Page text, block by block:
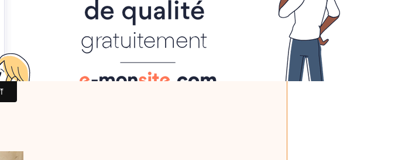
Au Bonheur des Mastins
des Mastins
par le refuge et association Au Bonheur des Mastins :